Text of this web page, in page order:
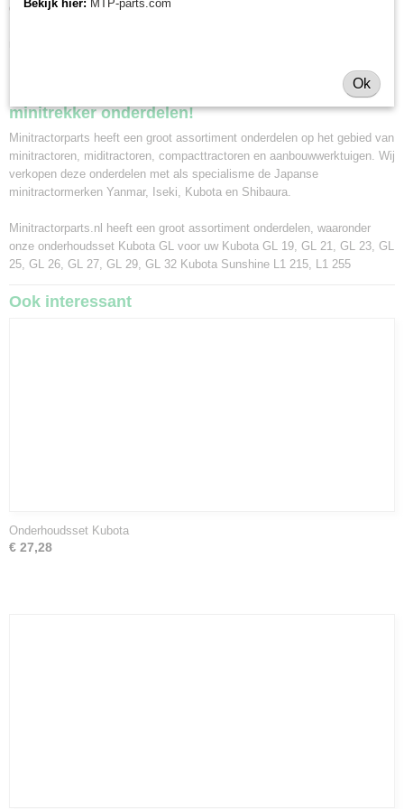
geopend voor afhalen van minitractor onderdelen van 8.30 tot 16.30 uur.
minitrekker onderdelen!
Minitractorparts heeft een groot assortiment onderdelen op het gebied van
minitractoren, miditractoren, compacttractoren en aanbouwwerktuigen. Wij
verkopen deze onderdelen met als specialisme de Japanse
minitractormerken Yanmar, Iseki, Kubota en Shibaura.
Minitractorparts.nl heeft een groot assortiment onderdelen, waaronder
onze onderhoudsset Kubota GL voor uw Kubota GL 19, GL 21, GL 23, GL
25, GL 26, GL 27, GL 29, GL 32 Kubota Sunshine L1 215, L1 255
Ook interessant
Onderhoudsset Kubota
€ 27,28
Bekijk hier: MTP-parts.com
Ok